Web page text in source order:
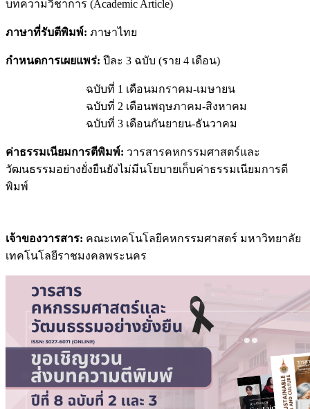
บทความวิชาการ (Academic Article)
ภาษาที่รับตีพิมพ์: ภาษาไทย
กำหนดการเผยแพร่: ปีละ 3 ฉบับ (ราย 4 เดือน)
ฉบับที่ 1 เดือนมกราคม-เมษายน
ฉบับที่ 2 เดือนพฤษภาคม-สิงหาคม
ฉบับที่ 3 เดือนกันยายน-ธันวาคม
ค่าธรรมเนียมการตีพิมพ์: วารสารคหกรรมศาสตร์และ
วัฒนธรรมอย่างยั่งยืนยังไม่มีนโยบายเก็บค่าธรรมเนียมการตี
พิมพ์
เจ้าของวารสาร: คณะเทคโนโลยีคหกรรมศาสตร์ มหาวิทยาลัย
เทคโนโลยีราชมงคลพระนคร